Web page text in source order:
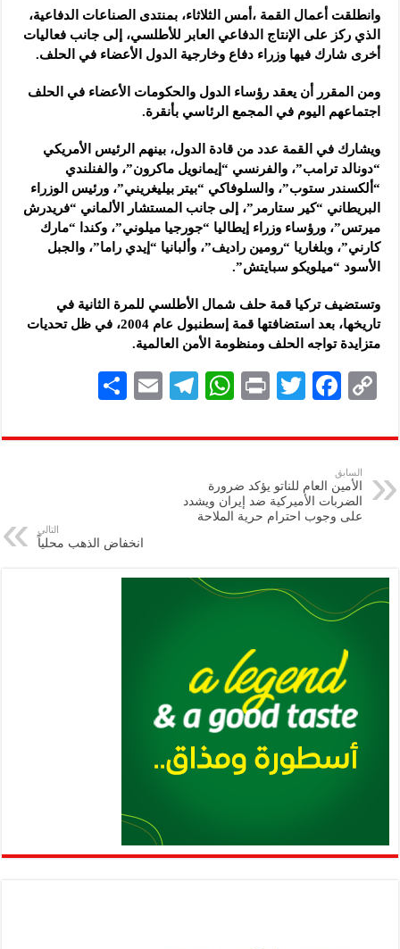
وانطلقت أعمال القمة ،أمس الثلاثاء، بمنتدى الصناعات الدفاعية،
الذي ركز على الإنتاج الدفاعي العابر للأطلسي، إلى جانب فعاليات
أخرى شارك فيها وزراء دفاع وخارجية الدول الأعضاء في الحلف.
ومن المقرر أن يعقد رؤساء الدول والحكومات الأعضاء في الحلف
اجتماعهم اليوم في المجمع الرئاسي بأنقرة.
ويشارك في القمة عدد من قادة الدول، بينهم الرئيس الأمريكي
“دونالد ترامب”، والفرنسي “إيمانويل ماكرون”، والفنلندي
“ألكسندر ستوب”، والسلوفاكي “بيتر بيليغريني”، ورئيس الوزراء
البريطاني “كير ستارمر”، إلى جانب المستشار الألماني “فريدرش
ميرتس”، ورؤساء وزراء إيطاليا “جورجيا ميلوني”، وكندا “مارك
كارني”، وبلغاريا “رومين راديف”، وألبانيا “إيدي راما”، والجبل
الأسود “ميلويكو سبايتش”.
وتستضيف تركيا قمة حلف شمال الأطلسي للمرة الثانية في
تاريخها، بعد استضافتها قمة إسطنبول عام 2004، في ظل تحديات
متزايدة تواجه الحلف ومنظومة الأمن العالمية.
C
p
y
Li
n
F
eb
k
T
tt
P
nt
W
at
A
p
Te
gr
E
ai
ar
السابق
الأمين العام للناتو يؤكد ضرورة
الضربات الأميركية ضد إيران ويشدد
على وجوب احترام حرية الملاحة
التالي
انخفاض الذهب محلياً